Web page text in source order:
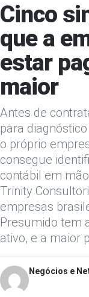
Cinco
que a
estar
maior
Antes de
para
o próprio
consegue
contábil em
Trinity
empresas
Presumido tem
ativo, e a maior
Negócios e